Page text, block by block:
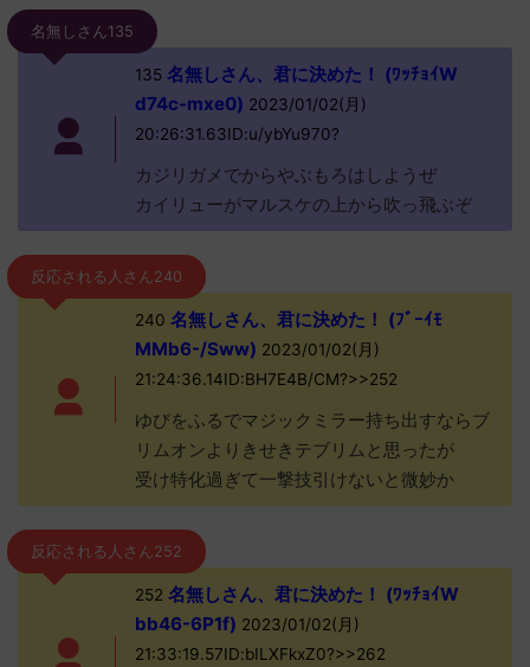
名無しさん135
135名無しさん、君に決めた！ (ﾜｯﾁｮｲW
d74c-mxe0) 2023/01/02(月)
20:26:31.63ID:u/ybYu970?
カジリガメでからやぶもろはしようぜ
カイリューがマルスケの上から吹っ飛ぶぞ
反応される人さん240
240 名無しさん、君に決めた！ (ﾌﾞｰｲﾓ
MMb6-/Sww) 2023/01/02(月)
21:24:36.14ID:BH7E4B/CM?>>252
ゆびをふるでマジックミラー持ち出すならブ
リムオンよりきせきテブリムと思ったが
受け特化過ぎて一撃技引けないと微妙か
反応される人さん252
252 名無しさん、君に決めた！ (ﾜｯﾁｮｲW
bb46-6P1f) 2023/01/02(月)
21:33:19.57ID:bILXFkxZ0?>>262